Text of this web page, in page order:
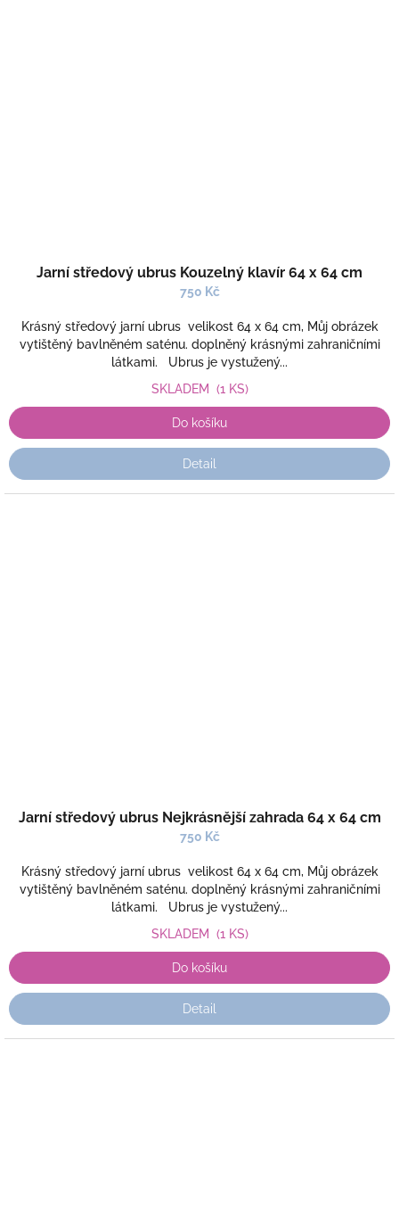
Jarní středový ubrus Kouzelný klavír 64 x 64 cm
750 Kč
Krásný středový jarní ubrus velikost 64 x 64 cm, Můj obrázek
vytištěný bavlněném saténu. doplněný krásnými zahraničními
látkami. Ubrus je vystužený...
SKLADEM (1 KS)
Do košíku
Detail
Jarní středový ubrus Nejkrásnější zahrada 64 x 64 cm
750 Kč
Krásný středový jarní ubrus velikost 64 x 64 cm, Můj obrázek
vytištěný bavlněném saténu. doplněný krásnými zahraničními
látkami. Ubrus je vystužený...
SKLADEM (1 KS)
Do košíku
Detail